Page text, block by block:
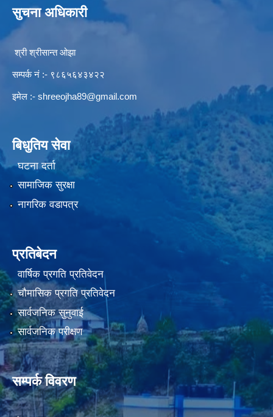
सुचना अधिकारी
श्री श्रीसान्त ओझा
सम्पर्क नं :- ९८६५६४३४२२
इमेल :- shreeojha89@gmail.com
बिधुतिय सेवा
घटना दर्ता
सामाजिक सुरक्षा
नागरिक वडापत्र
प्रतिबेदन
वार्षिक प्रगति प्रतिवेदन
चौमासिक प्रगति प्रतिवेदन
सार्वजनिक सुनुवाई
सार्वजनिक परीक्षण
सम्पर्क विवरण